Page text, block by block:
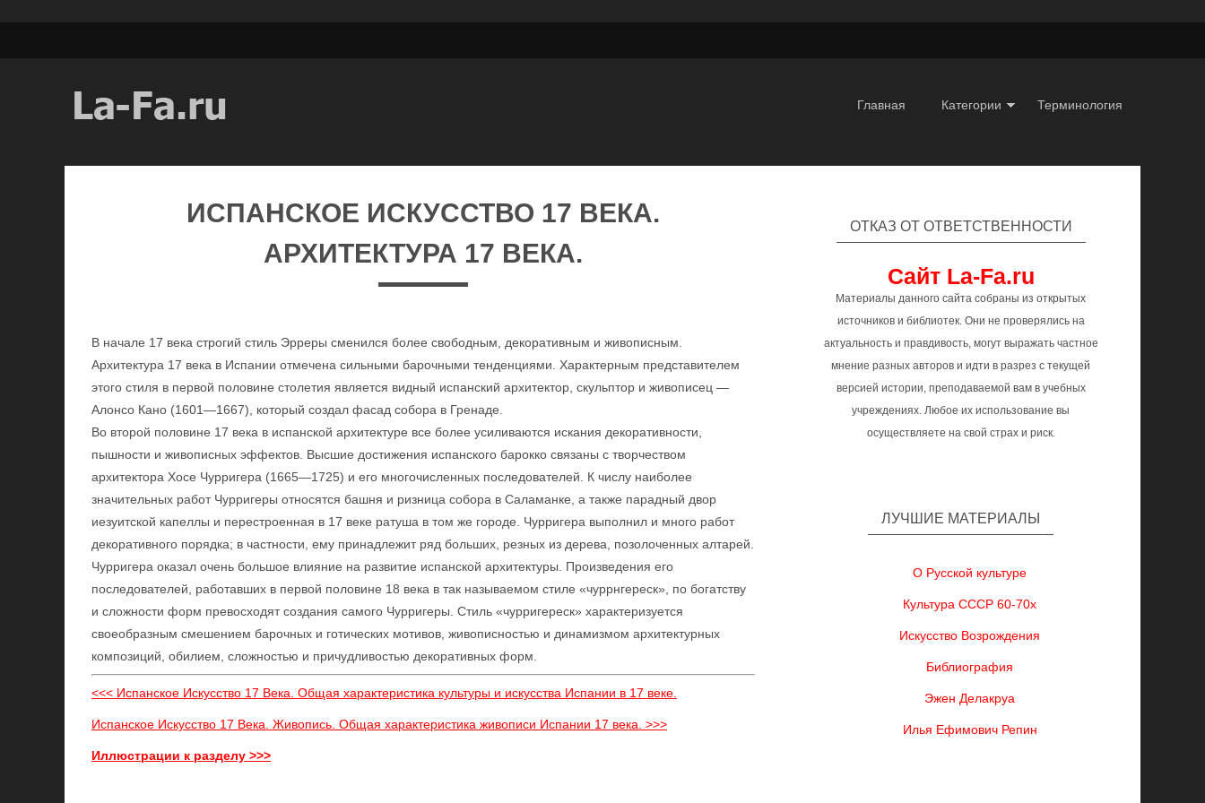
Главная Категории Терминология
ИСПАНСКОЕ ИСКУССТВО 17 ВЕКА.
АРХИТЕКТУРА 17 ВЕКА.
В начале 17 века строгий стиль Эрреры сменился более свободным, декоративным и живописным.
Архитектура 17 века в Испании отмечена сильными барочными тенденциями. Характерным представителем
этого стиля в первой половине столетия является видный испанский архитектор, скульптор и живописец —
Алонсо Кано (1601—1667), который создал фасад собора в Гренаде.
Во второй половине 17 века в испанской архитектуре все более усиливаются искания декоративности,
пышности и живописных эффектов. Высшие достижения испанского барокко связаны с творчеством
архитектора Хосе Чурригера (1665—1725) и его многочисленных последователей. К числу наиболее
значительных работ Чурригеры относятся башня и ризница собора в Саламанке, а также парадный двор
иезуитской капеллы и перестроенная в 17 веке ратуша в том же городе. Чурригера выполнил и много работ
декоративного порядка; в частности, ему принадлежит ряд больших, резных из дерева, позолоченных алтарей.
Чурригера оказал очень большое влияние на развитие испанской архитектуры. Произведения его
последователей, работавших в первой половине 18 века в так называемом стиле «чуррнгереск», по богатству
и сложности форм превосходят создания самого Чурригеры. Стиль «чурригереск» характеризуется
своеобразным смешением барочных и готических мотивов, живописностью и динамизмом архитектурных
композиций, обилием, сложностью и причудливостью декоративных форм.
<<< Испанское Искусство 17 Века. Общая характеристика культуры и искусства Испании в 17 веке.
Испанское Искусство 17 Века. Живопись. Общая характеристика живописи Испании 17 века. >>>
Иллюстрации к разделу >>>
ОТКАЗ ОТ ОТВЕТСТВЕННОСТИ
Сайт La-Fa.ru
Материалы данного сайта собраны из открытых
источников и библиотек. Они не проверялись на
актуальность и правдивость, могут выражать частное
мнение разных авторов и идти в разрез с текущей
версией истории, преподаваемой вам в учебных
учреждениях. Любое их использование вы
осуществляете на свой страх и риск.
ЛУЧШИЕ МАТЕРИАЛЫ
О Русской культуре
Культура СССР 60-70х
Искусство Возрождения
Библиография
Эжен Делакруа
Илья Ефимович Репин